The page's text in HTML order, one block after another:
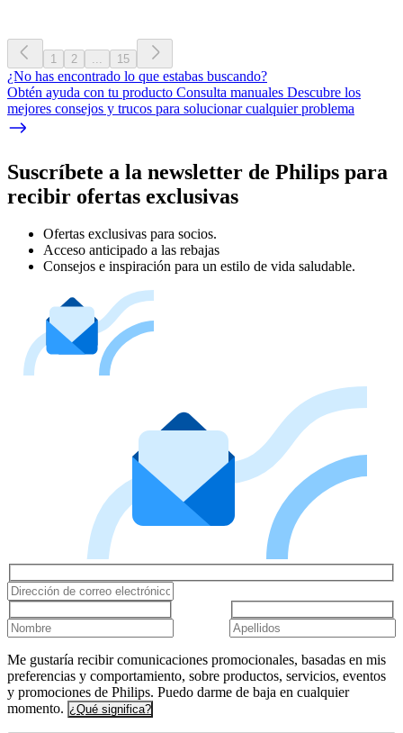
1 2 15
¿No has encontrado lo que estabas buscando?
Obtén ayuda con tu producto Consulta manuales Descubre los
mejores consejos y trucos para solucionar cualquier problema
Suscríbete a la newsletter de Philips para
recibir ofertas exclusivas
Ofertas exclusivas para socios.
Acceso anticipado a las rebajas
Consejos e inspiración para un estilo de vida saludable.
Me gustaría recibir comunicaciones promocionales, basadas en mis
preferencias y comportamiento, sobre productos, servicios, eventos
y promociones de Philips. Puedo darme de baja en cualquier
momento. ¿Qué significa?